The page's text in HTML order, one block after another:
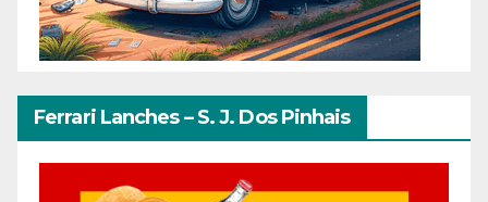
Ferrari Lanches – S. J. Dos Pinhais